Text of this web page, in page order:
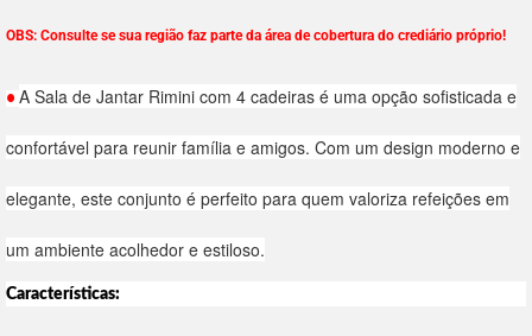
OBS: Consulte se sua região faz parte da área de cobertura do crediário próprio!
• A Sala de Jantar Rimini com 4 cadeiras é uma opção sofisticada e
confortável para reunir família e amigos. Com um design moderno e
elegante, este conjunto é perfeito para quem valoriza refeições em
um ambiente acolhedor e estiloso.
Características: